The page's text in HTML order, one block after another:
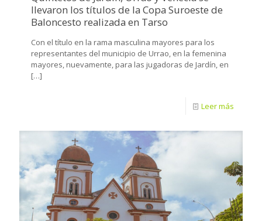
llevaron los títulos de la Copa Suroeste de
Baloncesto realizada en Tarso
Con el título en la rama masculina mayores para los
representantes del municipio de Urrao, en la femenina
mayores, nuevamente, para las jugadoras de Jardín, en
[…]
Leer más